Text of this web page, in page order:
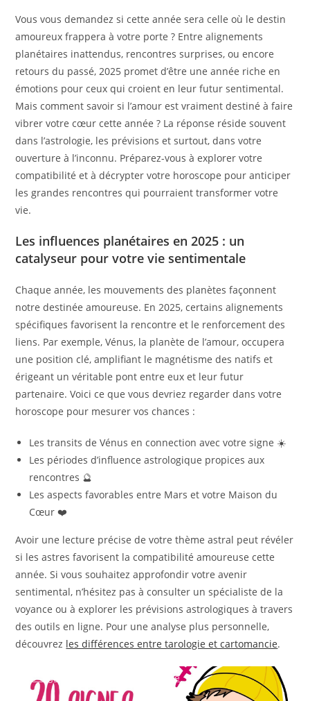
Vous vous demandez si cette année sera celle où le destin
amoureux frappera à votre porte ? Entre alignements
planétaires inattendus, rencontres surprises, ou encore
retours du passé, 2025 promet d’être une année riche en
émotions pour ceux qui croient en leur futur sentimental.
Mais comment savoir si l’amour est vraiment destiné à faire
vibrer votre cœur cette année ? La réponse réside souvent
dans l’astrologie, les prévisions et surtout, dans votre
ouverture à l’inconnu. Préparez-vous à explorer votre
compatibilité et à décrypter votre horoscope pour anticiper
les grandes rencontres qui pourraient transformer votre
vie.
Les influences planétaires en 2025 : un
catalyseur pour votre vie sentimentale
Chaque année, les mouvements des planètes façonnent
notre destinée amoureuse. En 2025, certains alignements
spécifiques favorisent la rencontre et le renforcement des
liens. Par exemple, Vénus, la planète de l’amour, occupera
une position clé, amplifiant le magnétisme des natifs et
érigeant un véritable pont entre eux et leur futur
partenaire. Voici ce que vous devriez regarder dans votre
horoscope pour mesurer vos chances :
Les transits de Vénus en connection avec votre signe ☀️
Les périodes d’influence astrologique propices aux
rencontres 🔮
Les aspects favorables entre Mars et votre Maison du
Cœur ❤️
Avoir une lecture précise de votre thème astral peut révéler
si les astres favorisent la compatibilité amoureuse cette
année. Si vous souhaitez approfondir votre avenir
sentimental, n’hésitez pas à consulter un spécialiste de la
voyance ou à explorer les prévisions astrologiques à travers
des outils en ligne. Pour une analyse plus personnelle,
découvrez les différences entre tarologie et cartomancie.
20 Signes qu'un Garçon Vous Aime
Les signes du zodiaque qui ont le plus de
chances de rencontrer l’amour en 2025